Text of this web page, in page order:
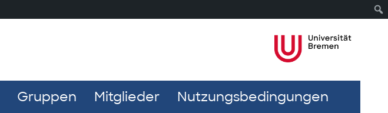
Gruppen Mitglieder Nutzungsbedingungen